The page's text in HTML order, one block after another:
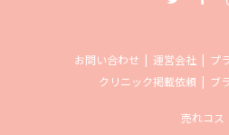
お問い合わせ 運営会社
プ
クリニック掲載依頼
ブ
売れコス